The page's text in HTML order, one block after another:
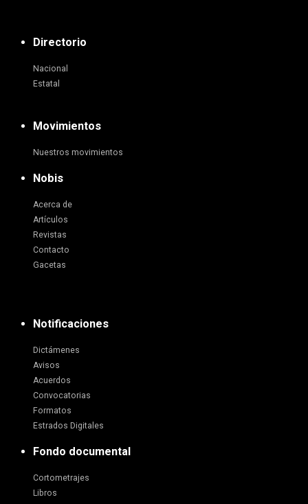
Directorio
Nacional
Estatal
Movimientos
Nuestros movimientos
Nobis
Acerca de
Artículos
Revistas
Contacto
Gacetas
Notificaciones
Dictámenes
Avisos
Acuerdos
Convocatorias
Formatos
Estrados Digitales
Fondo documental
Cortometrajes
Libros